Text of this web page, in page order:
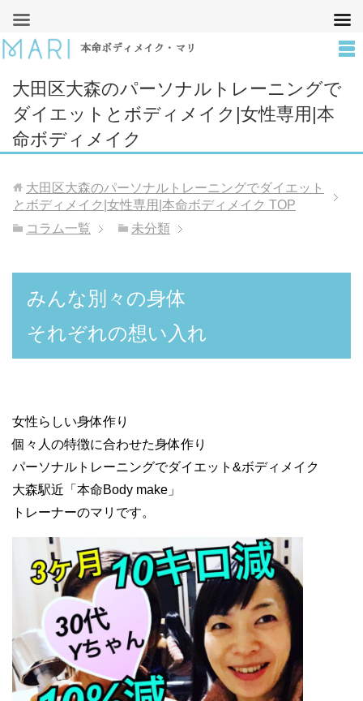
本命ボディメイク・マリ
大田区大森のパーソナルトレーニングで
ダイエットとボディメイク|女性専用|本
命ボディメイク
大田区大森のパーソナルトレーニングでダイエット
とボディメイク|女性専用|本命ボディメイク TOP
コラム一覧
未分類
みんな別々の身体
それぞれの想い入れ
女性らしい身体作り
個々人の特徴に合わせた身体作り
パーソナルトレーニングでダイエット&ボディメイク
大森駅近「本命Body make」
トレーナーのマリです。